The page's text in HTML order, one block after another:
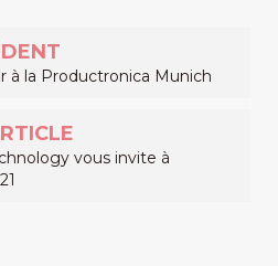
à la Productronica Munich
vous invite à